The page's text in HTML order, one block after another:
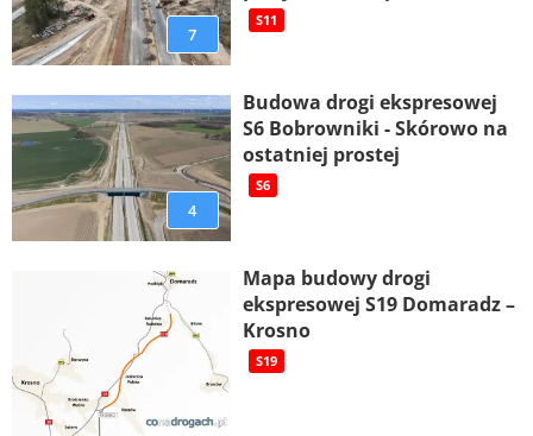
7
S11
4
Budowa drogi ekspresowej
S6 Bobrowniki - Skórowo na
ostatniej prostej
S6
Mapa budowy drogi
ekspresowej S19 Domaradz –
Krosno
S19